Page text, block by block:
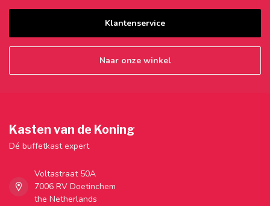
Klantenservice
Naar onze winkel
Kasten van de Koning
Dé buffetkast expert
Voltastraat 50A
7006 RV Doetinchem
the Netherlands